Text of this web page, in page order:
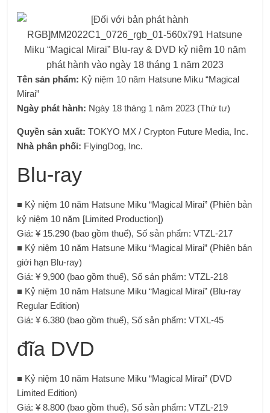
Tên sản phẩm: Kỷ niệm 10 năm Hatsune Miku “Magical
Mirai”
Ngày phát hành: Ngày 18 tháng 1 năm 2023 (Thứ tư)
Quyền sản xuất: TOKYO MX / Crypton Future Media, Inc.
Nhà phân phối: FlyingDog, Inc.
Blu-ray
■ Kỷ niệm 10 năm Hatsune Miku “Magical Mirai” (Phiên bản
kỷ niệm 10 năm [Limited Production])
Giá: ¥ 15.290 (bao gồm thuế), Số sản phẩm: VTZL-217
■ Kỷ niệm 10 năm Hatsune Miku “Magical Mirai” (Phiên bản
giới hạn Blu-ray)
Giá: ¥ 9,900 (bao gồm thuế), Số sản phẩm: VTZL-218
■ Kỷ niệm 10 năm Hatsune Miku “Magical Mirai” (Blu-ray
Regular Edition)
Giá: ¥ 6.380 (bao gồm thuế), Số sản phẩm: VTXL-45
đĩa DVD
■ Kỷ niệm 10 năm Hatsune Miku “Magical Mirai” (DVD
Limited Edition)
Giá: ¥ 8.800 (bao gồm thuế), Số sản phẩm: VTZL-219